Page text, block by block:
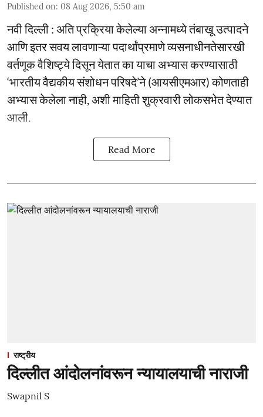
Published on: 08 Aug 2026, 5:50 am
नवी दिल्ली : अति प्रक्रिया केलेल्या अन्नामध्ये तंबाखू उत्पादने
आणि इतर सवय लावणाऱ्या पदार्थांप्रमाणे व्यसनाधीनतेसारखी
वर्तणूक वैशिष्ट्ये दिसून येतात का याचा अभ्यास करण्यासाठी
‘भारतीय वैद्यकीय संशोधन परिषदे’ने (आयसीएमआर) कोणताही
अभ्यास केलेला नाही, अशी माहिती शुक्रवारी लोकसभेत देण्यात
आली.
Read More
राष्ट्रीय
दिल्लीत आंदोलनांवरून न्यायालयाची नाराजी
Swapnil S